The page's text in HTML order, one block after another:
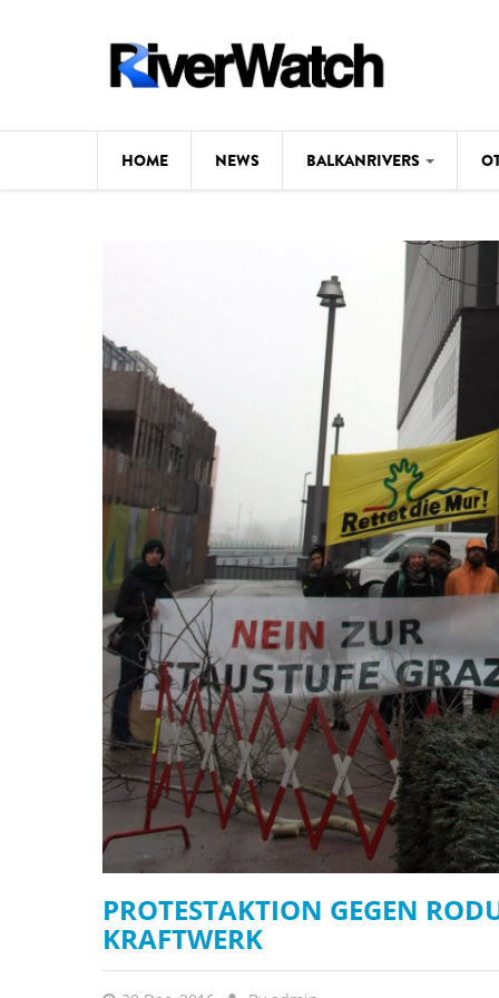
HOME NEWS BALKANRIVERS
Photos
Videos
News
BALKANRIVERS
534
stop
Delta
PROTESTAKTION GEGEN
KRAFTWERK